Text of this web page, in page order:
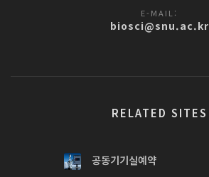
E-MAIL:
biosci@snu.ac.kr
RELATED SITES
공동기기실예약